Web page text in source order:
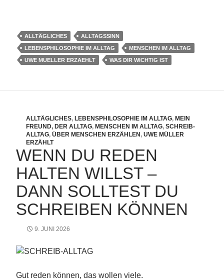
ALLTÄGLICHES
ALLTAGSSINN
LEBENSPHILOSOPHIE IM ALLTAG
MENSCHEN IM ALLTAG
UWE MUELLER ERZAEHLT
WAS DIR WICHTIG IST
ALLTÄGLICHES, LEBENSPHILOSOPHIE IM ALLTAG, MEIN
FREUND, DER ALLTAG, MENSCHEN IM ALLTAG, SCHREIB-
ALLTAG, ÜBER MENSCHEN ERZÄHLEN , UWE MÜLLER
ERZÄHLT
WENN DU REDEN
HALTEN WILLST –
DANN SOLLTEST DU
SCHREIBEN KÖNNEN
9. JUNI 2026
Gut reden können, das wollen viele.